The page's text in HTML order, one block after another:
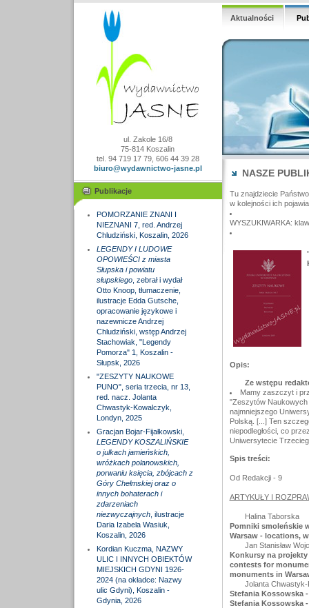
ul. Zakole 16/8
75-814 Koszalin
tel. 94 719 17 79, 606 44 39 28
biuro@wydawnictwo-jasne.pl
Publikacje
POMORZANIE ZNANI I
NIEZNANI 7, red. Andrzej
Chludziński, Koszalin, 2026
LEGENDY I LUDOWE
OPOWIEŚCI z miasta
Słupska i powiatu
słupskiego, zebrał i wydał
Otto Knoop, tłumaczenie,
ilustracje Edda Gutsche,
opracowanie językowe i
nazewnicze Andrzej
Chludziński, wstęp Andrzej
Stachowiak, "Legendy
Pomorza" 1, Koszalin -
Słupsk, 2026
"ZESZYTY NAUKOWE
PUNO", seria trzecia, nr 13,
red. nacz. Jolanta
Chwastyk-Kowalczyk,
Londyn, 2025
Gracjan Bojar-Fijałkowski,
LEGENDY KOSZALIŃSKIE
o julkach jamieńskich,
wróżkach polanowskich,
porwaniu księcia, zbójcach z
Góry Chełmskiej oraz o
innych bohaterach i
zdarzeniach
niezwyczajnych, ilustracje
Daria Izabela Wasiuk,
Koszalin, 2026
Kordian Kuczma, NAZWY
ULIC I INNYCH OBIEKTÓW
MIEJSKICH GDYNI 1926-
2024 (na okładce: Nazwy
ulic Gdyni), Koszalin -
Gdynia, 2026
Aktualności
NASZE
Tu znajdziecie
w kolejności ich
WYSZUKIWARKA:
Opis:
Ze wstępu
Mamy zaszczyt i
"Zeszytów Naukowych
najmniejszego
Polską. [...] Ten
niepodległości, co
Uniwersytecie
Spis treści:
Od Redakcji - 9
ARTYKUŁY I
Halina Taborska
Pomniki smoleńskie
Warsaw - locations,
Jan Stanisław
Konkursy na
contests for
monuments in
Jolanta
Stefania Kossowska
Stefania Kossowska